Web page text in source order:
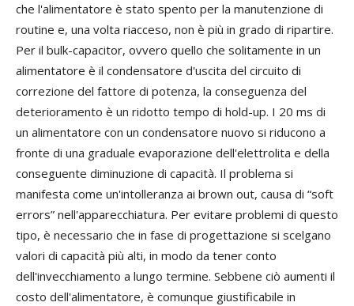
che l'alimentatore è stato spento per la manutenzione di
routine e, una volta riacceso, non è più in grado di ripartire.
Per il bulk-capacitor, ovvero quello che solitamente in un
alimentatore è il condensatore d'uscita del circuito di
correzione del fattore di potenza, la conseguenza del
deterioramento è un ridotto tempo di hold-up. I 20 ms di
un alimentatore con un condensatore nuovo si riducono a
fronte di una graduale evaporazione dell'elettrolita e della
conseguente diminuzione di capacità. Il problema si
manifesta come un'intolleranza ai brown out, causa di “soft
errors” nell'apparecchiatura. Per evitare problemi di questo
tipo, è necessario che in fase di progettazione si scelgano
valori di capacità più alti, in modo da tener conto
dell'invecchiamento a lungo termine. Sebbene ciò aumenti il
costo dell'alimentatore, è comunque giustificabile in